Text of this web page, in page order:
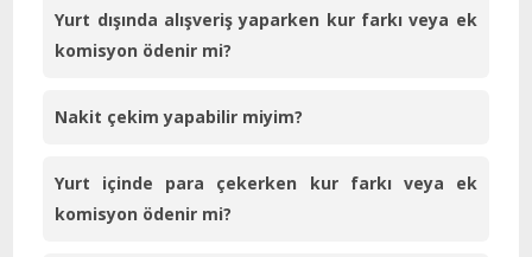
Yurt dışında alışveriş yaparken kur farkı veya ek
komisyon ödenir mi?
Nakit çekim yapabilir miyim?
Yurt içinde para çekerken kur farkı veya ek
komisyon ödenir mi?